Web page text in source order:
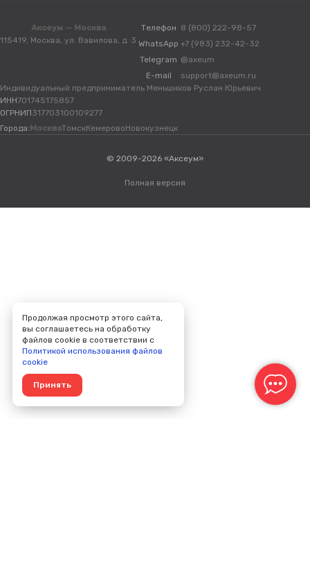
Аксеум — Москва
115419, Москва, ул. Вавилова, д. 3
Телефон 8 (800) 222-98-57
WhatsApp +7 (983) 232-42-32
Telegram @axeum
E-mail
support@axeum.ru
Индивидуальный предприниматель Меньшиков Руслан Юрьевич
ИНН701745175857
ОГРНИП317703100109277
Города: МоскваТомскКемеровоНовокузнецк
© 2009-2026 «Аксеум»
Полная версия
Продолжая просмотр этого сайта,
вы соглашаетесь на обработку
файлов cookie в соответствии с
Политикой использования файлов
cookie
Принять